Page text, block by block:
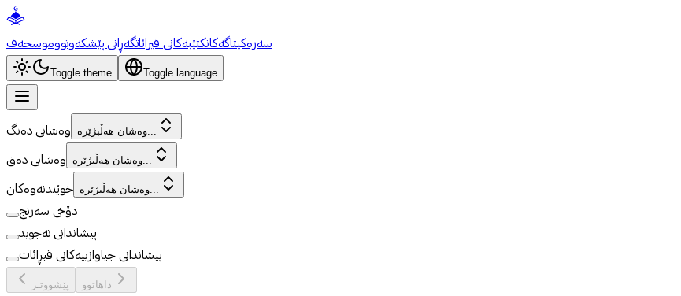
سەرەکیتاگەکانکتێبەکانی قیرائاتگەڕانی پێشکەوتووموسحەف
Toggle theme Toggle language
وەشانی دەنگ وەشان هەڵبژێرە...
وەشانی دەق وەشان هەڵبژێرە...
خوێندنەوەکان وەشان هەڵبژێرە...
دۆخی سەرنج
پیشاندانی تەجوید
پیشاندانی جیاوازییەکانی قیڕائات
پێشووتـر داهاتوو